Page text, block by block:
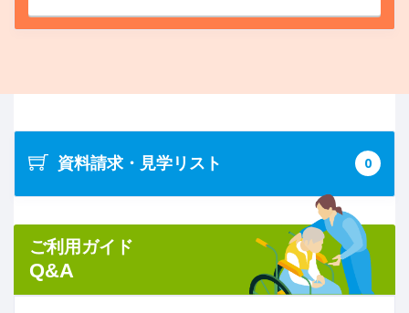
資料請求・見学リスト 0
ご利用ガイド
Q&A